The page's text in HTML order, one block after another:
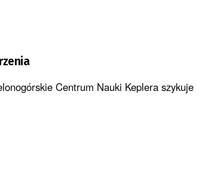
Centrum Nauki Keplera szykuje